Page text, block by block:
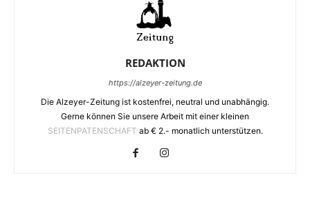
REDAKTION
https://alzeyer-zeitung.de
Die Alzeyer-Zeitung ist kostenfrei, neutral und unabhängig.
Gerne können Sie unsere Arbeit mit einer kleinen
SEITENPATENSCHAFT ab € 2.- monatlich unterstützen.